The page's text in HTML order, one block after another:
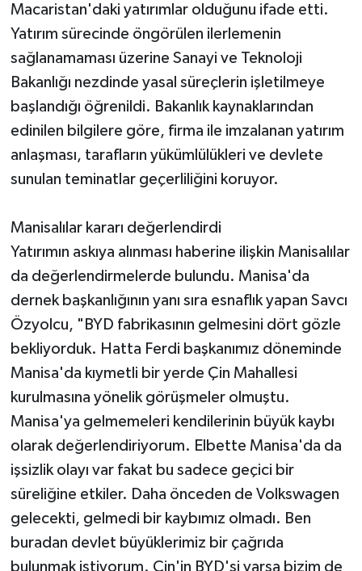
Macaristan'daki yatırımlar olduğunu ifade etti.
Yatırım sürecinde öngörülen ilerlemenin
sağlanamaması üzerine Sanayi ve Teknoloji
Bakanlığı nezdinde yasal süreçlerin işletilmeye
başlandığı öğrenildi. Bakanlık kaynaklarından
edinilen bilgilere göre, firma ile imzalanan yatırım
anlaşması, tarafların yükümlülükleri ve devlete
sunulan teminatlar geçerliliğini koruyor.
Manisalılar kararı değerlendirdi
Yatırımın askıya alınması haberine ilişkin Manisalılar
da değerlendirmelerde bulundu. Manisa'da
dernek başkanlığının yanı sıra esnaflık yapan Savcı
Özyolcu, "BYD fabrikasının gelmesini dört gözle
bekliyorduk. Hatta Ferdi başkanımız döneminde
Manisa'da kıymetli bir yerde Çin Mahallesi
kurulmasına yönelik görüşmeler olmuştu.
Manisa'ya gelmemeleri kendilerinin büyük kaybı
olarak değerlendiriyorum. Elbette Manisa'da da
işsizlik olayı var fakat bu sadece geçici bir
süreliğine etkiler. Daha önceden de Volkswagen
gelecekti, gelmedi bir kaybımız olmadı. Ben
buradan devlet büyüklerimiz bir çağrıda
bulunmak istiyorum. Çin'in BYD'si varsa bizim de